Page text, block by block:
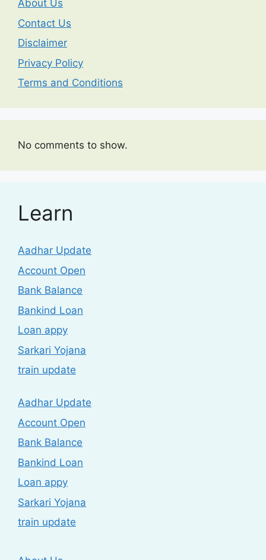
About Us
Contact Us
Disclaimer
Privacy Policy
Terms and Conditions
No comments to show.
Learn
Aadhar Update
Account Open
Bank Balance
Bankind Loan
Loan appy
Sarkari Yojana
train update
Aadhar Update
Account Open
Bank Balance
Bankind Loan
Loan appy
Sarkari Yojana
train update